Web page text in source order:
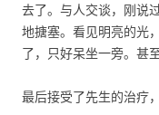
去了。与人交谈，刚说
地搪塞。看见明亮的光
了，只好呆坐一旁。甚
最后接受了先生的治疗